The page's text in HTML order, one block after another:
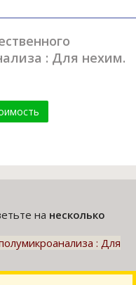
: Для нехим.
на несколько
: Для